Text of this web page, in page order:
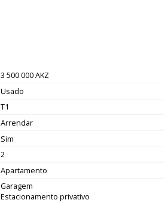
3 500 000 AKZ
Usado
T1
Arrendar
Sim
2
Apartamento
Garagem
Estacionamento privativo